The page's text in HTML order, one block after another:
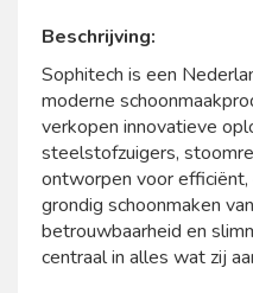
Beschrijving:
Sophitech is een
moderne
verkopen innovatieve
steelstofzuigers,
ontworpen voor
grondig schoonmaken
betrouwbaarheid en
centraal in alles wat zij